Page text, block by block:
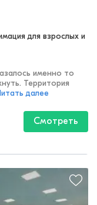
для взрослых и
именно то
Территория
далее
Смотреть